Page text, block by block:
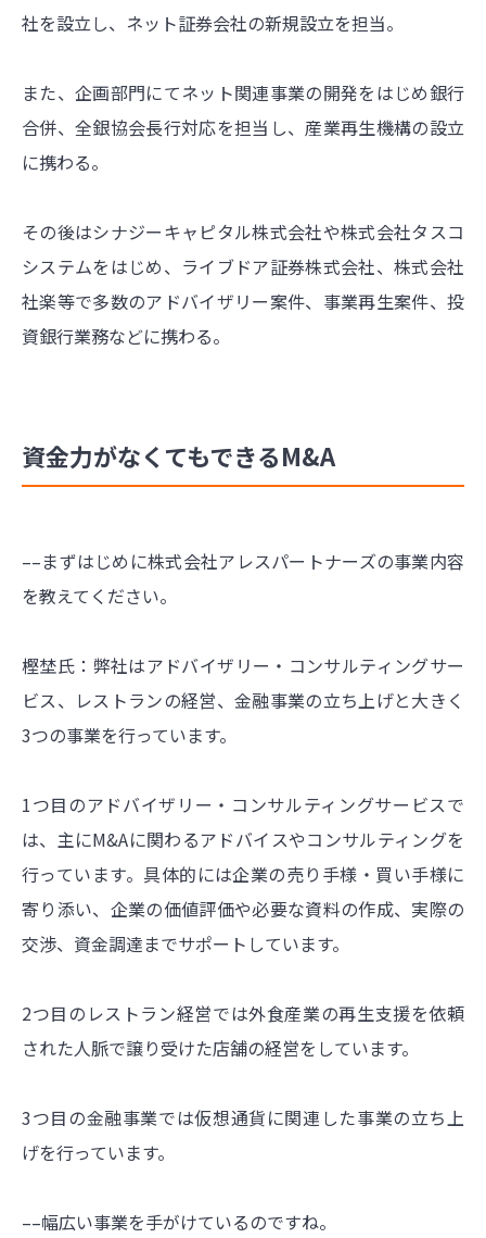
社を設立し、ネット証券会社の新規設立を担当。
また、企画部門にてネット関連事業の開発をはじめ銀行
合併、全銀協会長行対応を担当し、産業再生機構の設立
に携わる。
その後はシナジーキャピタル株式会社や株式会社タスコ
システムをはじめ、ライブドア証券株式会社、株式会社
社楽等で多数のアドバイザリー案件、事業再生案件、投
資銀行業務などに携わる。
資金力がなくてもできるM&A
––まずはじめに株式会社アレスパートナーズの事業内容
を教えてください。
樫埜氏：弊社はアドバイザリー・コンサルティングサー
ビス、レストランの経営、金融事業の立ち上げと大きく
3つの事業を行っています。
1つ目のアドバイザリー・コンサルティングサービスで
は、主にM&Aに関わるアドバイスやコンサルティングを
行っています。具体的には企業の売り手様・買い手様に
寄り添い、企業の価値評価や必要な資料の作成、実際の
交渉、資金調達までサポートしています。
2つ目のレストラン経営では外食産業の再生支援を依頼
された人脈で譲り受けた店舗の経営をしています。
3つ目の金融事業では仮想通貨に関連した事業の立ち上
げを行っています。
––幅広い事業を手がけているのですね。